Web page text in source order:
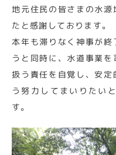
地元住民の皆さまの水
たと感謝しております。
本年も滞りなく神事が
うと同時に、水道事業
扱う責任を自覚し、安
う努力してまいりたい
す。